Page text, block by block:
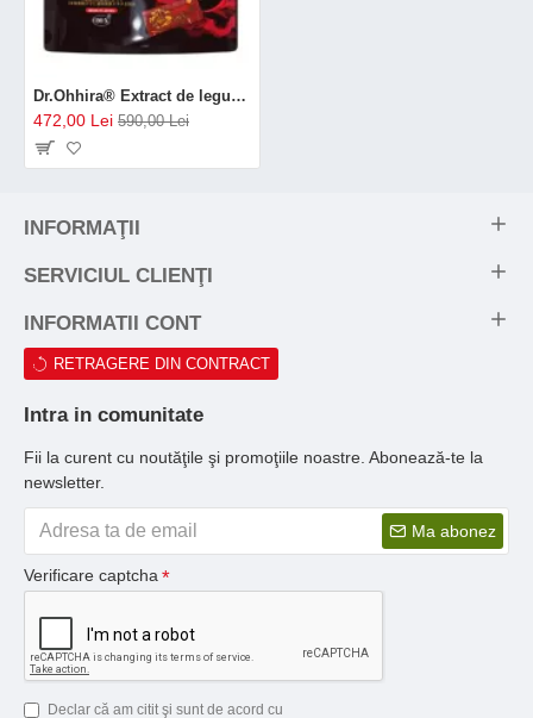
Dr.Ohhira® Extract de legume fermentate 5 ani cu OM-X®, 30 plicuri
472,00 Lei 590,00 Lei
INFORMAŢII
SERVICIUL CLIENŢI
INFORMATII CONT
RETRAGERE DIN CONTRACT
Intra in comunitate
Fii la curent cu noutăţile şi promoţiile noastre. Abonează-te la
newsletter.
Ma abonez
Verificare captcha
Declar că am citit şi sunt de acord cu